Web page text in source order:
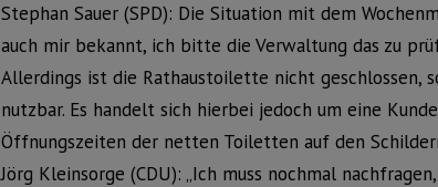
Stephan Sauer (SPD): Die Situation mit dem
auch mir bekannt, ich bitte die Verwaltung das zu
Allerdings ist die Rathaustoilette nicht geschlossen,
nutzbar. Es handelt sich hierbei jedoch um eine
Öffnungszeiten der netten Toiletten auf den
Jörg Kleinsorge (CDU): „Ich muss nochmal